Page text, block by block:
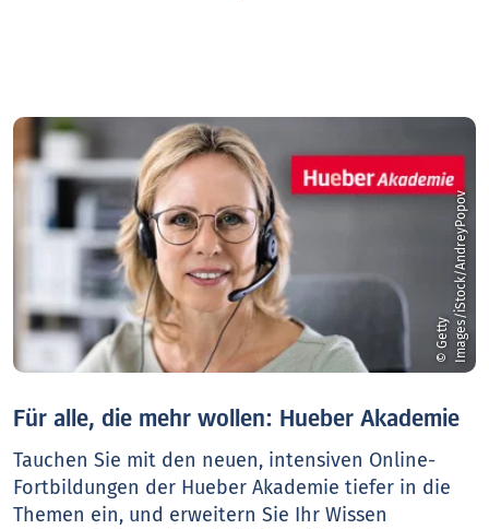
©
G
e
t
t
y
I
m
a
g
e
s
/
i
S
t
o
c
k
/
A
n
d
r
e
y
P
o
p
ov
Für alle, die mehr wollen: Hueber Akademie
Tauchen Sie mit den neuen, intensiven Online-
Fortbildungen der Hueber Akademie tiefer in die
Themen ein, und erweitern Sie Ihr Wissen